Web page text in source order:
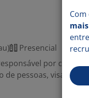
Presencial
por criar
pessoas, visando